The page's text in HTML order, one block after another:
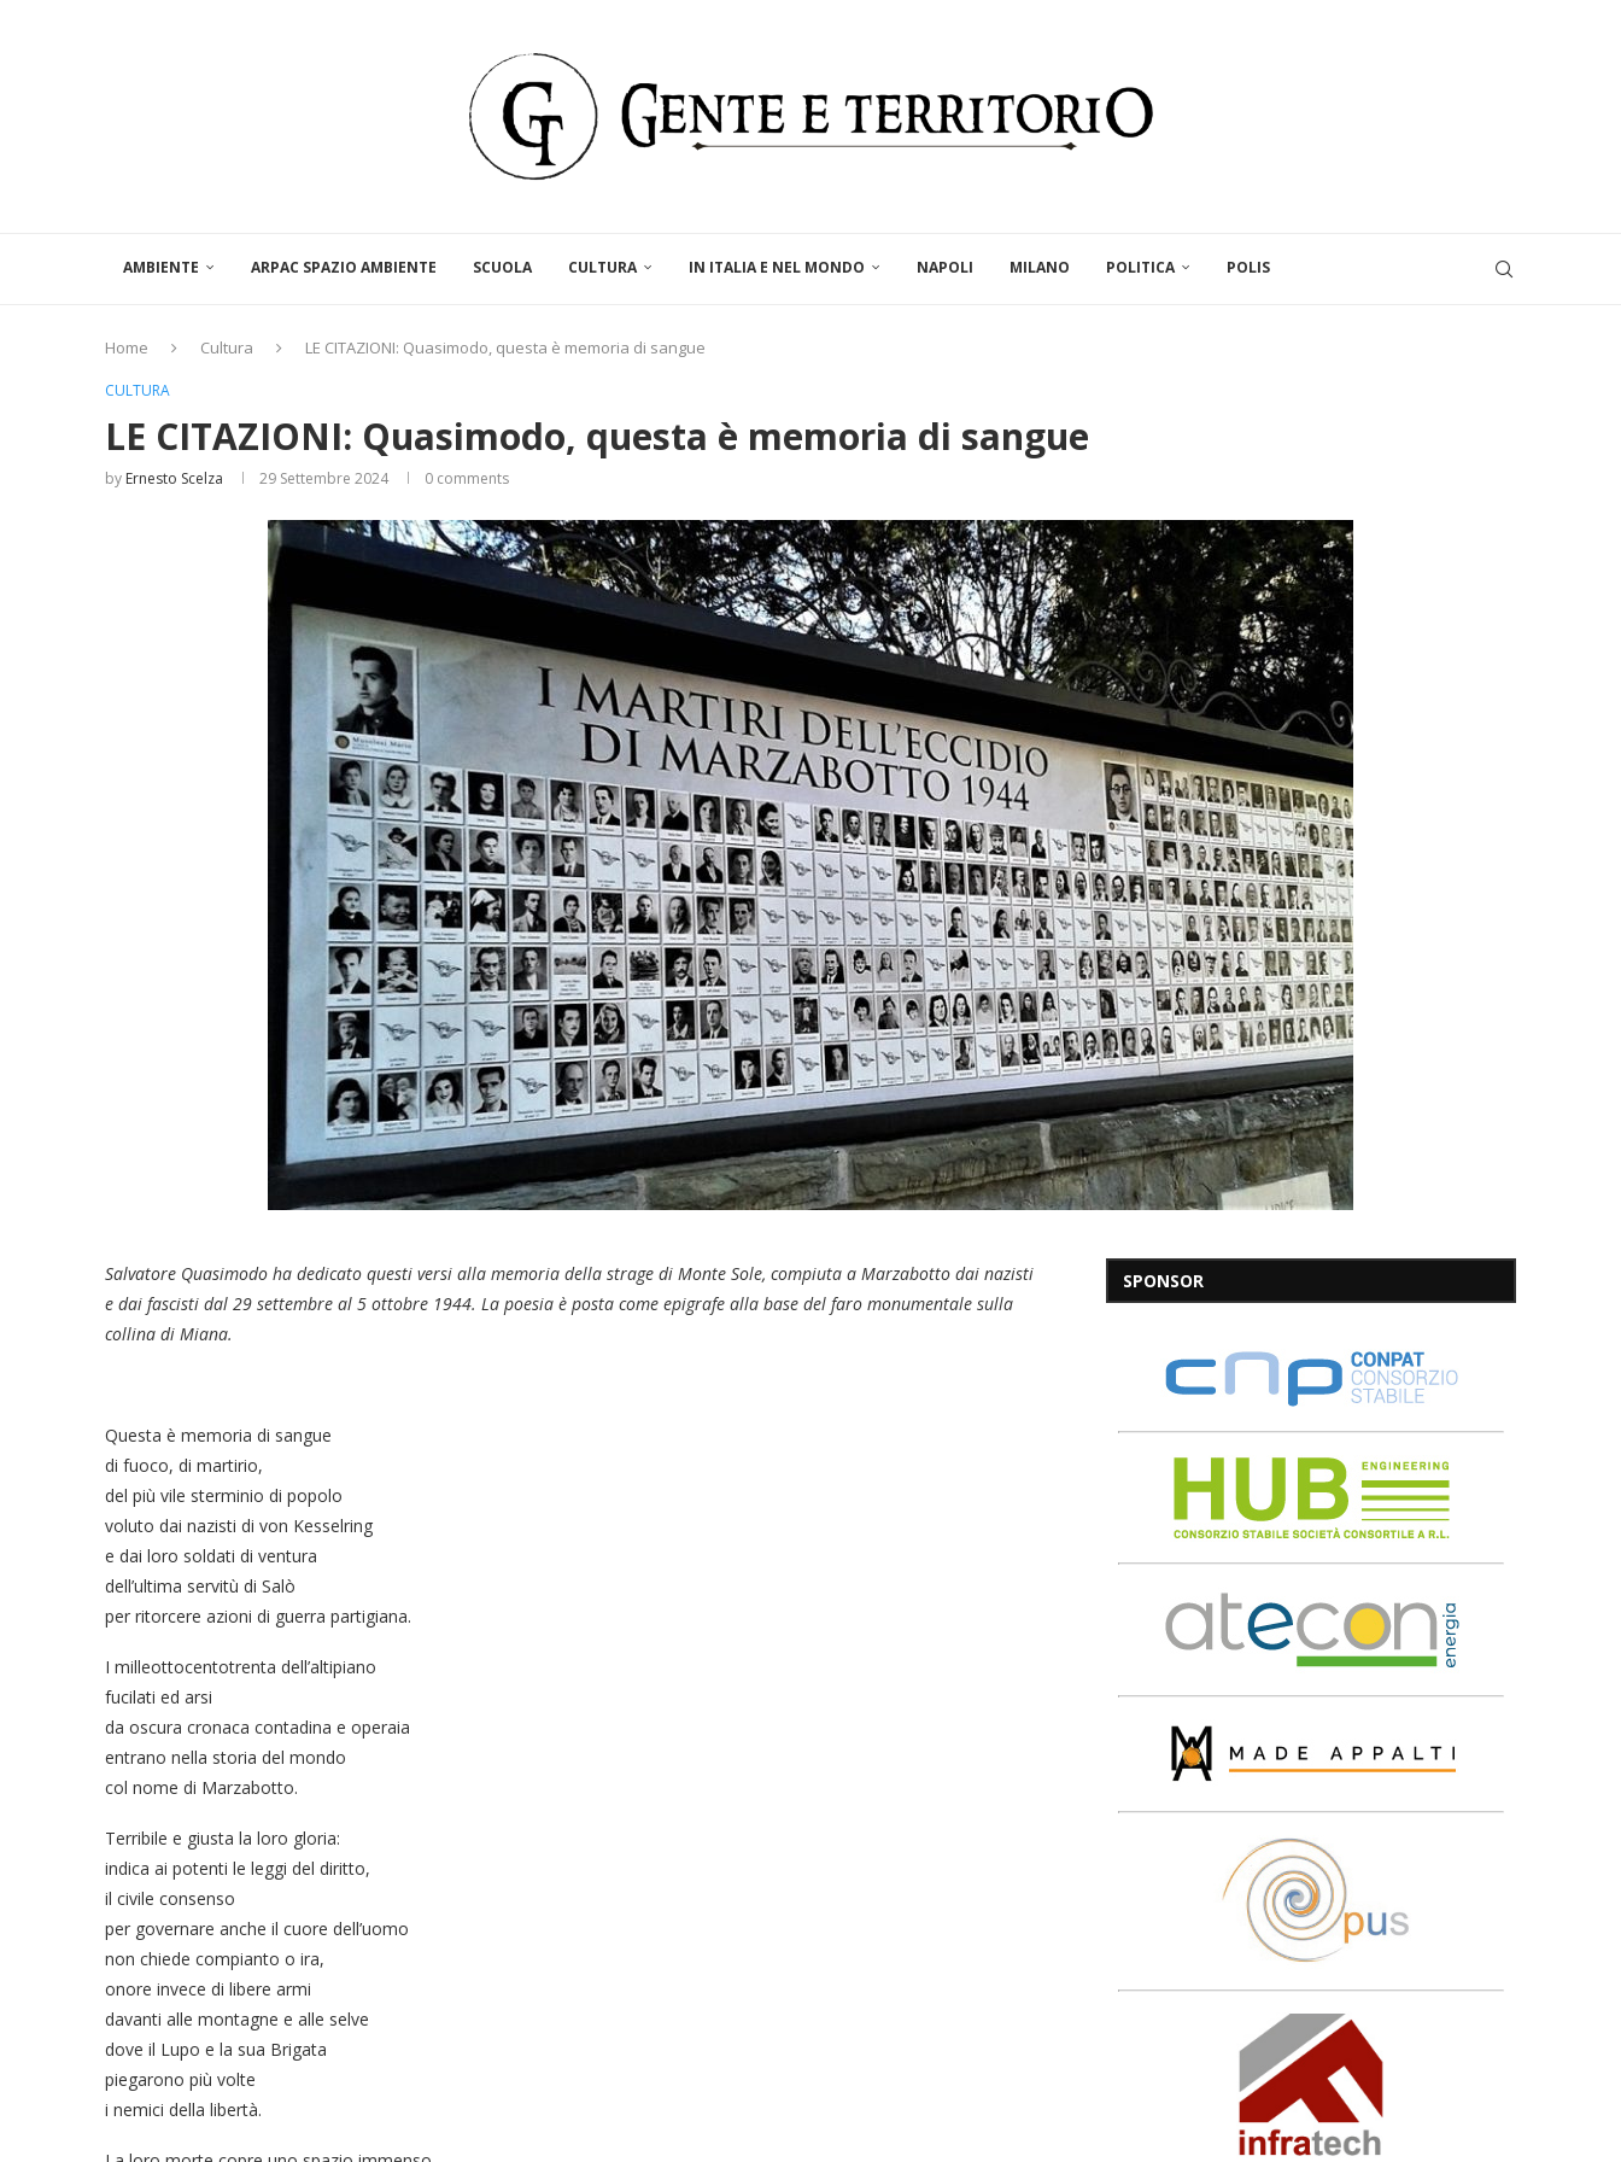
AMBIENTE ARPAC SPAZIO AMBIENTE SCUOLA CULTURA IN ITALIA E NEL MONDO NAPOLI MILANO POLITICA POLIS
Home Cultura LE CITAZIONI: Quasimodo, questa è memoria di sangue
CULTURA
LE CITAZIONI: Quasimodo, questa è memoria di sangue
by Ernesto Scelza 29 Settembre 2024 0 comments
Salvatore Quasimodo ha dedicato questi versi alla memoria della strage di Monte Sole, compiuta a Marzabotto dai nazisti
e dai fascisti dal 29 settembre al 5 ottobre 1944. La poesia è posta come epigrafe alla base del faro monumentale sulla
collina di Miana.
Questa è memoria di sangue
di fuoco, di martirio,
del più vile sterminio di popolo
voluto dai nazisti di von Kesselring
e dai loro soldati di ventura
dell’ultima servitù di Salò
per ritorcere azioni di guerra partigiana.
I milleottocentotrenta dell’altipiano
fucilati ed arsi
da oscura cronaca contadina e operaia
entrano nella storia del mondo
col nome di Marzabotto.
Terribile e giusta la loro gloria:
indica ai potenti le leggi del diritto,
il civile consenso
per governare anche il cuore dell’uomo
non chiede compianto o ira,
onore invece di libere armi
davanti alle montagne e alle selve
dove il Lupo e la sua Brigata
piegarono più volte
i nemici della libertà.
SPONSOR